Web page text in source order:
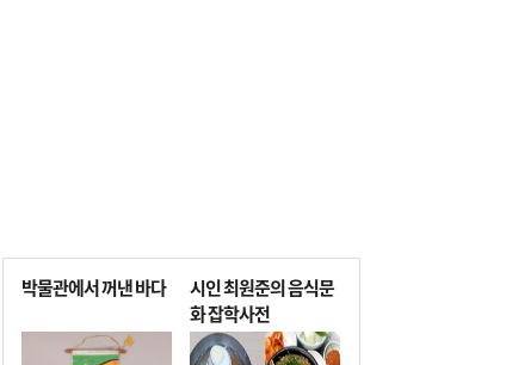
박물관에서 꺼낸 바다
시인 최원준의 음식문
화 잡학사전